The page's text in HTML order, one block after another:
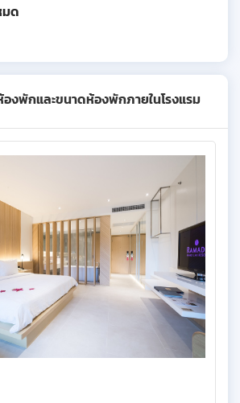
ด
งพักและขนาดห้องพักภายในโรงแรม